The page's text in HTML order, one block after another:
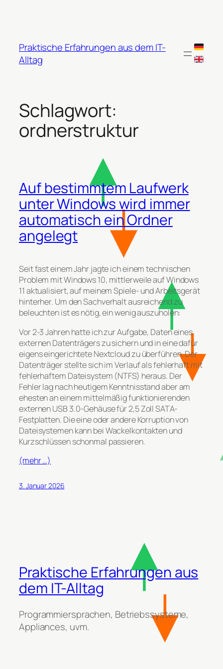
Praktische Erfahrungen aus dem IT-
Alltag
Schlagwort:
ordnerstruktur
Auf bestimmtem Laufwerk
unter Windows wird immer
automatisch ein Ordner
angelegt
Seit fast einem Jahr jagte ich einem technischen
Problem mit Windows 10, mittlerweile auf Windows
11 aktualisiert, auf meinem Spiele- und Arbeitsgerät
hinterher. Um den Sachverhalt ausreichend zu
beleuchten ist es nötig, ein wenig auszuholen:
Vor 2-3 Jahren hatte ich zur Aufgabe, Daten eines
externen Datenträgers zu sichern und in eine dafür
eigens eingerichtete Nextcloud zu überführen. Der
Datenträger stellte sich im Verlauf als fehlerhaft mit
fehlerhaftem Dateisystem (NTFS) heraus. Der
Fehler lag nach heutigem Kenntnisstand aber am
ehesten an einem mittelmäßig funktionierenden
externen USB 3.0-Gehäuse für 2,5 Zoll SATA-
Festplatten. Die eine oder andere Korruption von
Dateisystemen kann bei Wackelkontakten und
Kurzschlüssen schonmal passieren.
(mehr …)
3. Januar 2026
Praktische Erfahrungen aus
dem IT-Alltag
Programmiersprachen, Betriebssysteme,
Appliances, uvm.